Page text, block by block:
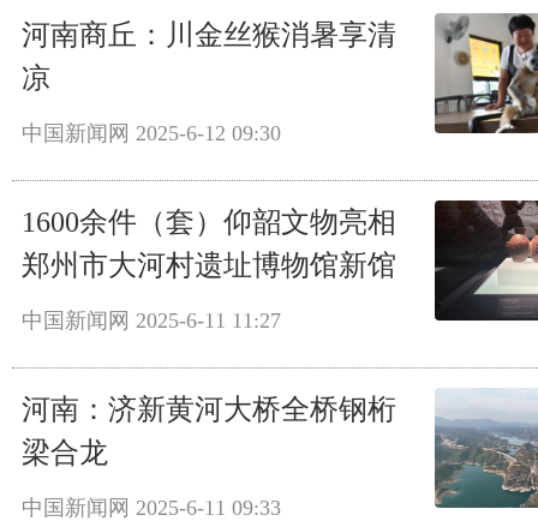
河南商丘：川金丝猴消暑享清
凉
中国新闻网 2025-6-12 09:30
1600余件（套）仰韶文物亮相
郑州市大河村遗址博物馆新馆
中国新闻网 2025-6-11 11:27
河南：济新黄河大桥全桥钢桁
梁合龙
中国新闻网 2025-6-11 09:33